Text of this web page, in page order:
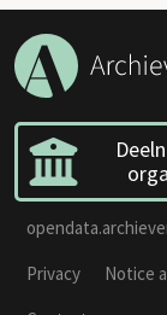
Privacy
Notice